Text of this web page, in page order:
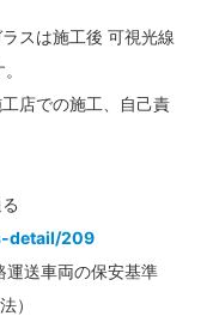
スは施工後 可視光線
店での施工、自己責
detail/209
運送車両の保安基準
）